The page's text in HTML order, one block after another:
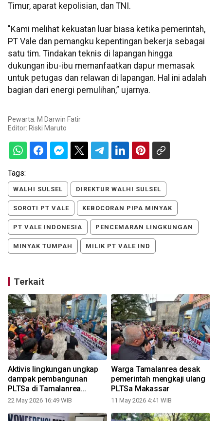
Timur, aparat kepolisian, dan TNI.
"Kami melihat kekuatan luar biasa ketika pemerintah,
PT Vale dan pemangku kepentingan bekerja sebagai
satu tim. Tindakan teknis di lapangan hingga
dukungan ibu-ibu memanfaatkan dapur memasak
untuk petugas dan relawan di lapangan. Hal ini adalah
bagian dari energi pemulihan,” ujarnya.
Pewarta: M Darwin Fatir
Editor: Riski Maruto
Tags:
WALHI SULSEL DIREKTUR WALHI SULSEL
SOROTI PT VALE KEBOCORAN PIPA MINYAK
PT VALE INDONESIA PENCEMARAN LINGKUNGAN
MINYAK TUMPAH MILIK PT VALE IND
Terkait
Aktivis lingkungan ungkap
dampak pembangunan
PLTSa di Tamalanrea
Makassar
22 May 2026 16:49 WIB
Warga Tamalanrea desak
pemerintah mengkaji ulang
PLTSa Makassar
11 May 2026 4:41 WIB